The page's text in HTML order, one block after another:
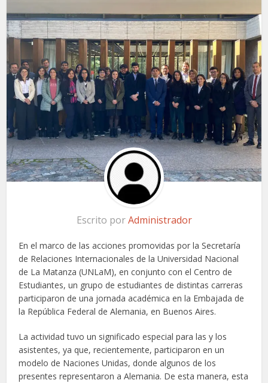
Escrito porAdministrador
En el marco de las acciones promovidas por la Secretaría
de Relaciones Internacionales de la Universidad Nacional
de La Matanza (UNLaM), en conjunto con el Centro de
Estudiantes, un grupo de estudiantes de distintas carreras
participaron de una jornada académica en la Embajada de
la República Federal de Alemania, en Buenos Aires.
La actividad tuvo un significado especial para las y los
asistentes, ya que, recientemente, participaron en un
modelo de Naciones Unidas, donde algunos de los
presentes representaron a Alemania. De esta manera, esta